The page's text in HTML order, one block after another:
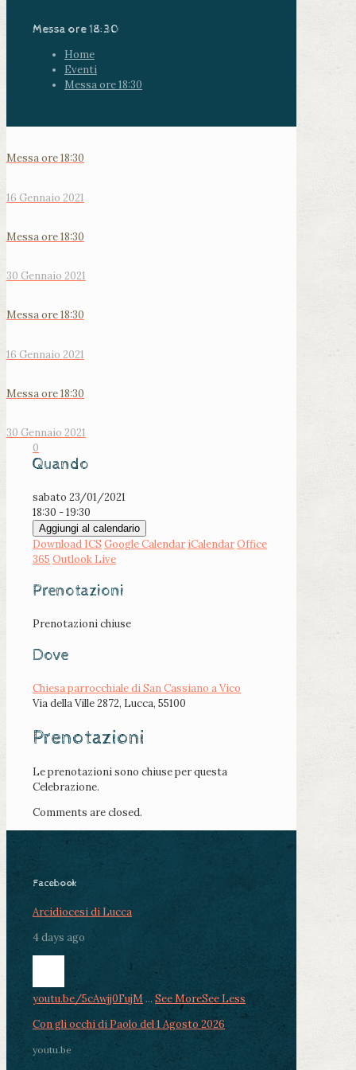
Messa ore 18:30
Home
Eventi
Messa ore 18:30
Messa ore 18:30
16 Gennaio 2021
Messa ore 18:30
30 Gennaio 2021
Messa ore 18:30
16 Gennaio 2021
Messa ore 18:30
30 Gennaio 2021
0
Quando
sabato 23/01/2021
18:30 - 19:30
Aggiungi al calendario
Download ICS Google Calendar iCalendarOffice
365 Outlook Live
Prenotazioni
Prenotazioni chiuse
Dove
Chiesa parrocchiale di San Cassiano a Vico
Via della Ville 2872, Lucca, 55100
Prenotazioni
Le prenotazioni sono chiuse per questa
Celebrazione.
Comments are closed.
Facebook
Arcidiocesi di Lucca
4 days ago
youtu.be/5cAwjj0FujM ... See MoreSee Less
Con gli occhi di Paolo del 1 Agosto 2026
youtu.be